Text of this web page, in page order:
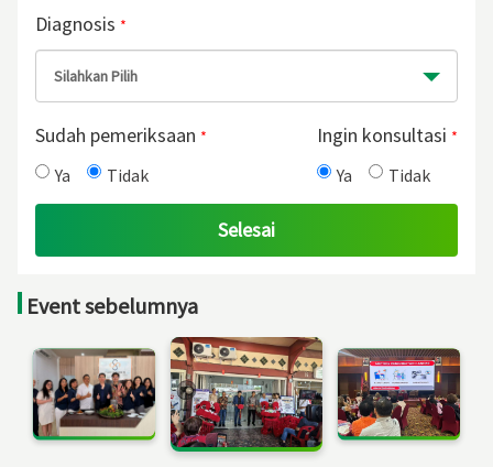
Diagnosis *
Silahkan Pilih
Sudah pemeriksaan *
Ya Tidak
Ingin konsultasi *
Ya Tidak
Event sebelumnya